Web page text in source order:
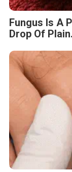
Fungus
First Use